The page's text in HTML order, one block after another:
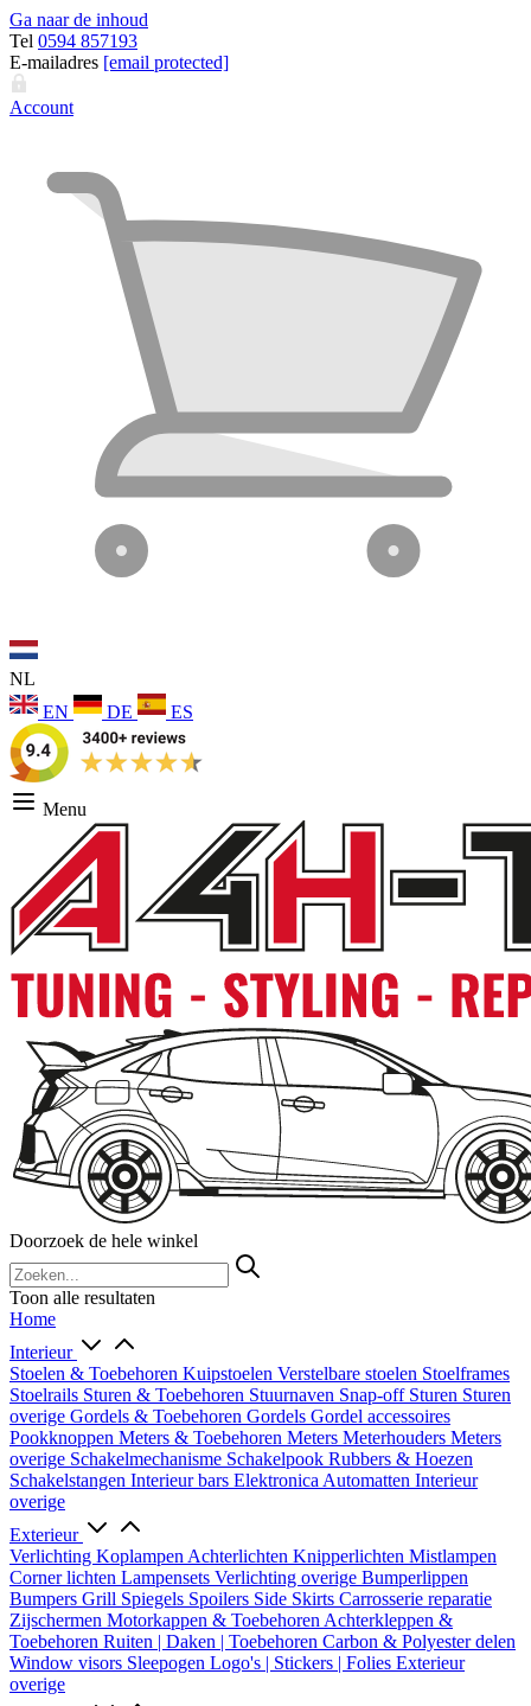
Ga naar de inhoud
Tel 0594 857193
E-mailadres [email protected]
Account
NL
EN
DE ES
Menu
Doorzoek de hele winkel
Toon alle resultaten
Home
Interieur
Stoelen & Toebehoren Kuipstoelen Verstelbare stoelen Stoelframes
Stoelrails Sturen & Toebehoren Stuurnaven Snap-off Sturen Sturen
overige Gordels & Toebehoren Gordels Gordel accessoires
Pookknoppen Meters & Toebehoren Meters Meterhouders Meters
overige Schakelmechanisme Schakelpook Rubbers & Hoezen
Schakelstangen Interieur bars Elektronica Automatten Interieur
overige
Exterieur
Verlichting Koplampen Achterlichten Knipperlichten Mistlampen
Corner lichten Lampensets Verlichting overige Bumperlippen
Bumpers Grill Spiegels Spoilers Side Skirts Carrosserie reparatie
Zijschermen Motorkappen & Toebehoren Achterkleppen &
Toebehoren Ruiten | Daken | Toebehoren Carbon & Polyester delen
Window visors Sleepogen Logo's | Stickers | Folies Exterieur
overige